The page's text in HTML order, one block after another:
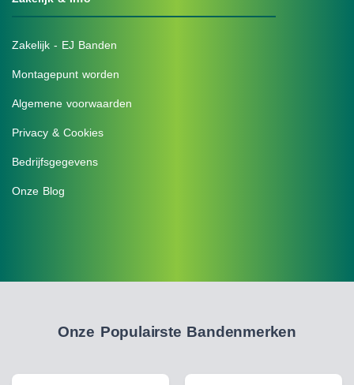
Zakelijk - EJ Banden
Montagepunt worden
Algemene voorwaarden
Privacy & Cookies
Bedrijfsgegevens
Onze Blog
Onze Populairste Bandenmerken